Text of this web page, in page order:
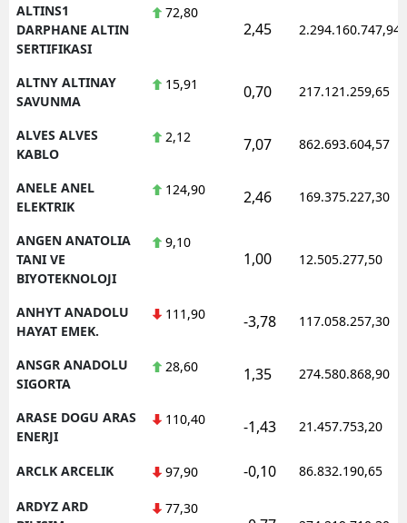
ALTINS1
DARPHANE ALTIN
SERTIFIKASI
72,80
2,45 2.294.160.747,94
ALTNY ALTINAY
SAVUNMA
15,91 0,70 217.121.259,65
ALVES ALVES
KABLO
2,12 7,07 862.693.604,57
ANELE ANEL
ELEKTRIK
124,90 2,46 169.375.227,30
ANGEN ANATOLIA
TANI VE
BIYOTEKNOLOJI
9,10
1,00 12.505.277,50
ANHYT ANADOLU
HAYAT EMEK.
111,90 -3,78 117.058.257,30
ANSGR ANADOLU
SIGORTA
28,60 1,35 274.580.868,90
ARASE DOGU ARAS
ENERJI
110,40 -1,43 21.457.753,20
ARCLK ARCELIK 97,90 -0,10 86.832.190,65
ARDYZ ARD
77,30